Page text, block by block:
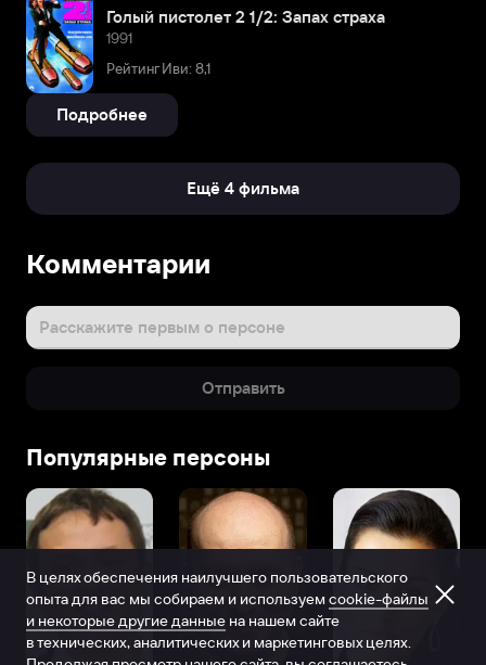
Голый пистолет 2 1/2: Запах страха
1991
Рейтинг Иви: 8,1
Подробнее
Ещё 4 фильма
Комментарии
Расскажите первым о персоне
Отправить
Популярные персоны
В целях обеспечения наилучшего пользовательского
опыта для вас мы собираем и используем cookie-файлы
и некоторые другие данные на нашем сайте
в технических, аналитических и маркетинговых целях.